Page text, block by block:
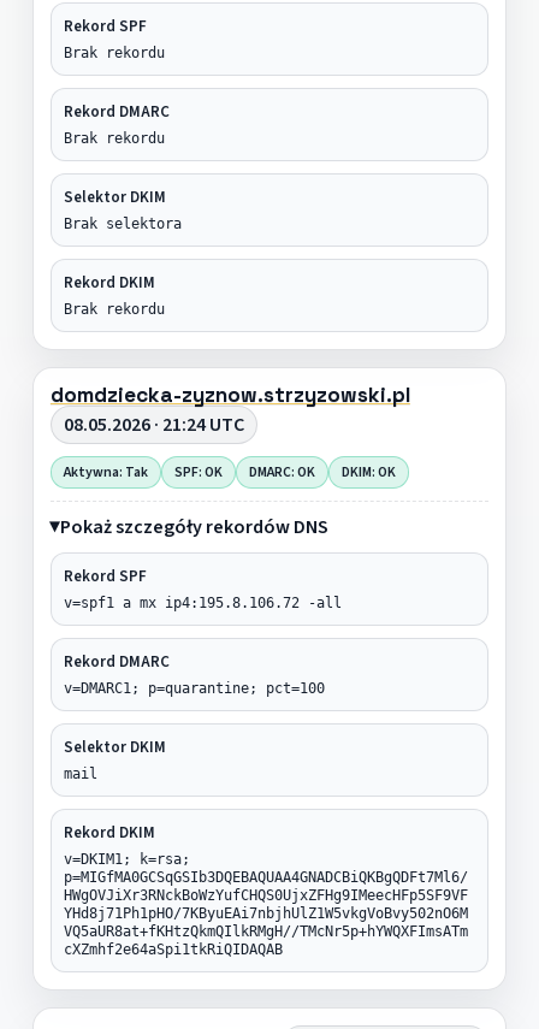
Rekord SPF
Brak rekordu
Rekord DMARC
Brak rekordu
Selektor DKIM
Brak selektora
Rekord DKIM
Brak rekordu
domdziecka-zyznow.strzyzowski.pl
08.05.2026 · 21:24 UTC
Aktywna: Tak SPF: OK DMARC: OK DKIM: OK
Pokaż szczegóły rekordów DNS
Rekord SPF
v=spf1 a mx ip4:195.8.106.72 -all
Rekord DMARC
v=DMARC1; p=quarantine; pct=100
Selektor DKIM
mail
Rekord DKIM
v=DKIM1; k=rsa;
p=MIGfMA0GCSqGSIb3DQEBAQUAA4GNADCBiQKBgQDFt7Ml6/
HWgOVJiXr3RNckBoWzYufCHQS0UjxZFHg9IMeecHFp5SF9VF
YHd8j71Ph1pHO/7KByuEAi7nbjhUlZ1W5vkgVoBvy502nO6M
VQ5aUR8at+fKHtzQkmQIlkRMgH//TMcNr5p+hYWQXFImsATm
cXZmhf2e64aSpi1tkRiQIDAQAB